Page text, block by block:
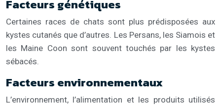
Facteurs génétiques
Certaines races de chats sont plus prédisposées aux
kystes cutanés que d’autres. Les Persans, les Siamois et
les Maine Coon sont souvent touchés par les kystes
sébacés.
Facteurs environnementaux
L’environnement, l’alimentation et les produits utilisés